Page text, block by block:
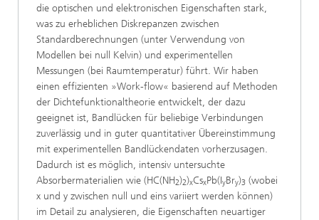
die optischen und elektronischen Eigenschaften stark,
was zu erheblichen Diskrepanzen zwischen
Standardberechnungen (unter Verwendung von
Modellen bei null Kelvin) und experimentellen
Messungen (bei Raumtemperatur) führt. Wir haben
einen effizienten »Work-flow« basierend auf Methoden
der Dichtefunktionaltheorie entwickelt, der dazu
geeignet ist, Bandlücken für beliebige Verbindungen
zuverlässig und in guter quantitativer Übereinstimmung
mit experimentellen Bandlückendaten vorherzusagen.
Dadurch ist es möglich, intensiv untersuchte
Absorbermaterialien wie (HC(NH2)2)xCsxPb(IyBry)3 (wobei
x und y zwischen null und eins variiert werden können)
im Detail zu analysieren, die Eigenschaften neuartiger